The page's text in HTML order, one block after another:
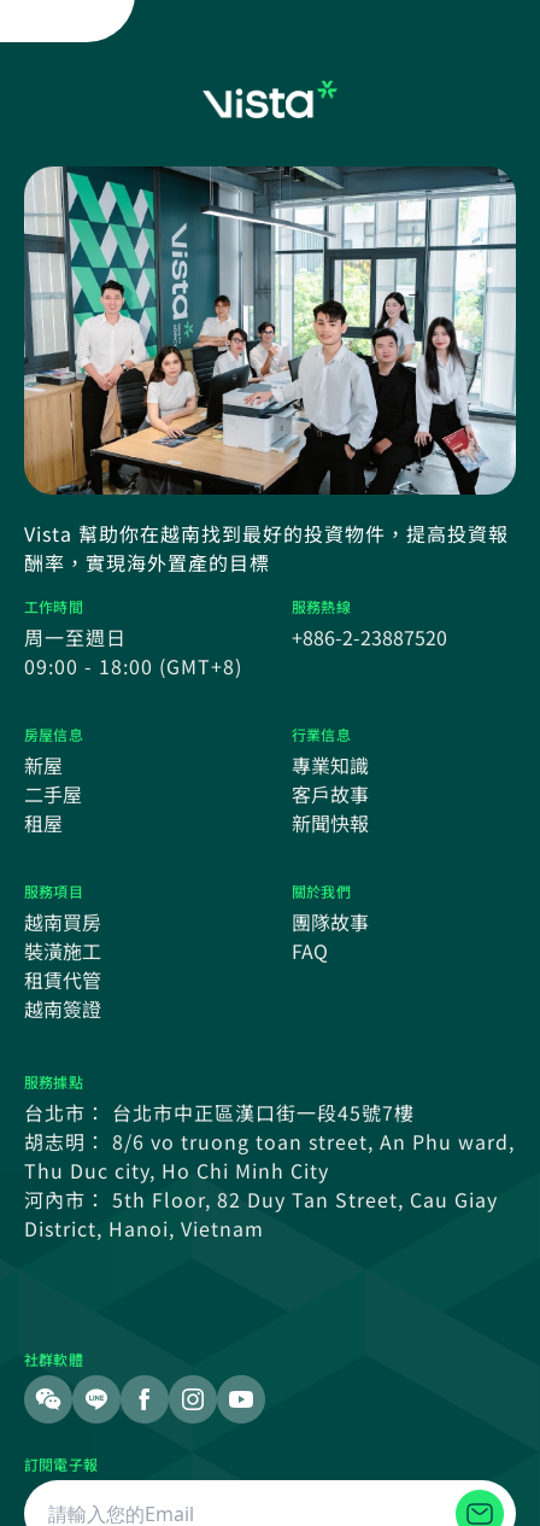
Vista 幫助你在越南找到最好的投資物件，提高投資報
酬率，實現海外置產的目標
工作時間
周一至週日
09:00 - 18:00 (GMT+8)
服務熱線
+886-2-23887520
房屋信息
新屋
二手屋
租屋
行業信息
專業知識
客戶故事
新聞快報
服務項目
越南買房
裝潢施工
租賃代管
越南簽證
關於我們
團隊故事
FAQ
服務據點
台北市： 台北市中正區漢口街一段45號7樓
胡志明： 8/6 vo truong toan street, An Phu ward,
Thu Duc city, Ho Chi Minh City
河內市： 5th Floor, 82 Duy Tan Street, Cau Giay
District, Hanoi, Vietnam
社群軟體
訂閱電子報